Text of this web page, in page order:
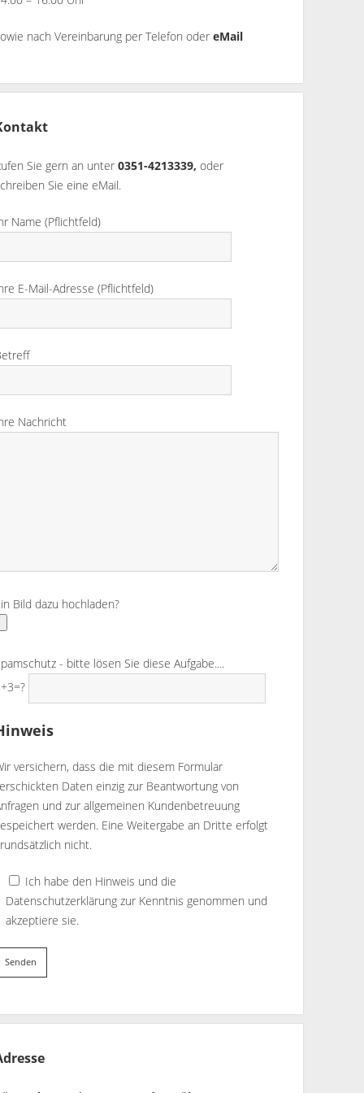
nach Vereinbarung per Telefon odereMail
Sie gern an unter0351-4213339,oder
Sie eine eMail.
Name (Pflichtfeld)
E-Mail-Adresse (Pflichtfeld)
Nachricht
lassen Sie dieses Feld leer.
Bild dazu hochladen?
- bitte lösen Sie diese Aufgabe....
versichern, dass die mit diesem Formular
Daten einzig zur Beantwortung von
und zur allgemeinen Kundenbetreuung
werden. Eine Weitergabe an Dritte erfolgt
nicht.
Ich habe den Hinweis und die
Datenschutzerklärung zur Kenntnis genommen und
akzeptiere sie.